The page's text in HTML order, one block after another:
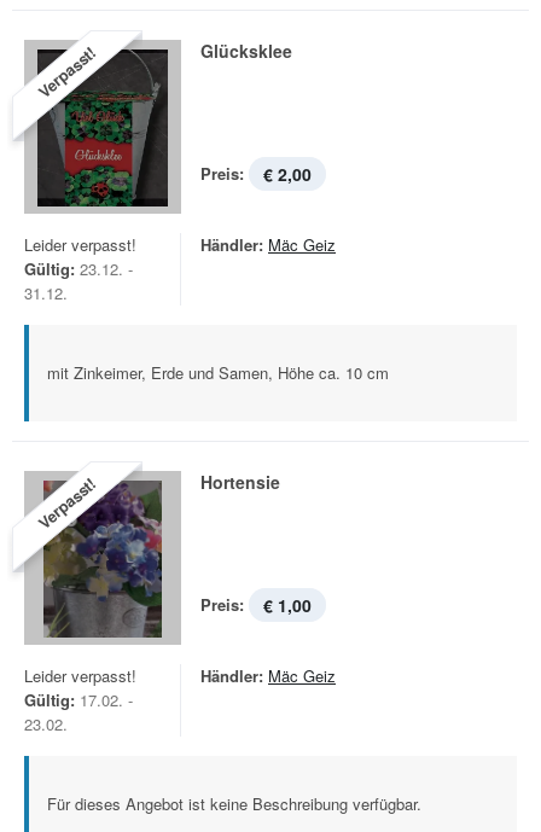
Verpasst! Glücksklee
Preis: € 2,00
Leider verpasst!
Gültig: 23.12. -
31.12.
Händler: Mäc Geiz
mit Zinkeimer, Erde und Samen, Höhe ca. 10 cm
Verpasst! Hortensie
Preis: € 1,00
Leider verpasst!
Gültig: 17.02. -
23.02.
Händler: Mäc Geiz
Für dieses Angebot ist keine Beschreibung verfügbar.